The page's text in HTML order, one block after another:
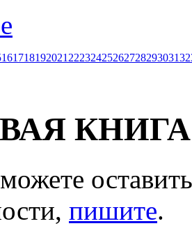
161718192021 2223242526272829303132
КНИГА
пишите.